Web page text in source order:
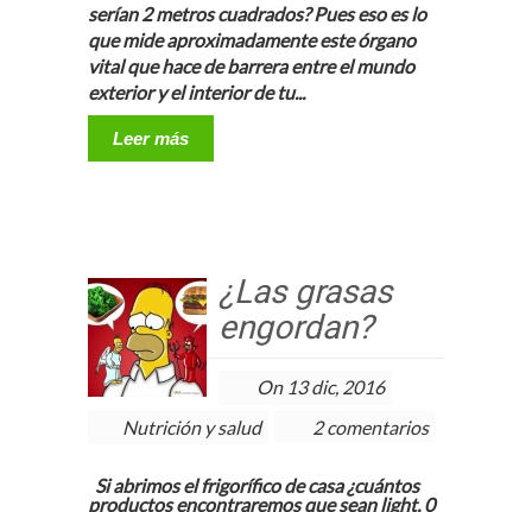
serían 2 metros cuadrados? Pues eso es lo
que mide aproximadamente este órgano
vital que hace de barrera entre el mundo
exterior y el interior de tu...
Leer más
¿Las grasas
engordan?
On 13 dic, 2016
Nutrición y salud
2 comentarios
Si abrimos el frigorífico de casa ¿cuántos
productos encontraremos que sean light, 0